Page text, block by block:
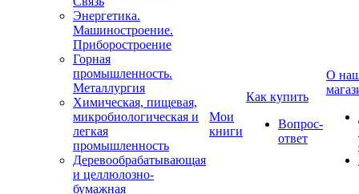
Энергетика.
Машиностроение.
Приборостроение
Горная
промышленность.
Металлургия
Химическая, пищевая,
микробиологическая и
легкая
промышленность
Деревообрабатывающая
и целлюлозно-
бумажная
Мои
книги
Как купить
Вопрос-
ответ
О